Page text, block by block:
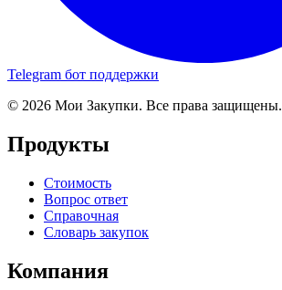
Telegram бот поддержки
© 2026 Мои Закупки. Все права защищены.
Продукты
Стоимость
Вопрос ответ
Справочная
Словарь закупок
Компания